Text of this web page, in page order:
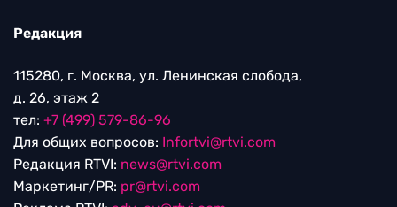
Редакция
115280, г. Москва, ул. Ленинская слобода,
д. 26, этаж 2
тел: +7 (499) 579-86-96
Для общих вопросов: Infortvi@rtvi.com
Редакция RTVI: news@rtvi.com
Маркетинг/PR: pr@rtvi.com